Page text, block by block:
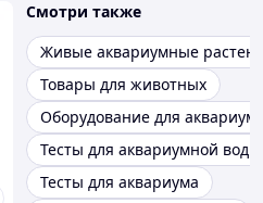
Смотри также
Живые аквариумные
Товары для животных
Оборудование для
Тесты для аквариумной воды
Тесты для аквариума